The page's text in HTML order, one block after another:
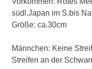
südl.Japan im S.bis
Größe: ca.30cm
Männchen: Keine
Streifen an der